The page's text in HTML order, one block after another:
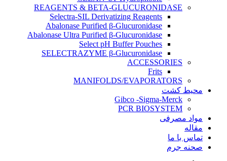
REAGENTS & BETA-GLUCURONIDASE
Selectra-SIL Derivatizing Reagents
Abalonase Purified β-Glucuronidase
Abalonase Ultra Purified β-Glucuronidase
Select pH Buffer Pouches
SELECTRAZYME β-Glucuronidase
ACCESSORIES
Frits
MANIFOLDS/EVAPORATORS
محیط کشت
Gibco -Sigma-Merck
PCR BIOSYSTEM
مواد مصرفی
مقاله
تماس با ما
صحنه جرم